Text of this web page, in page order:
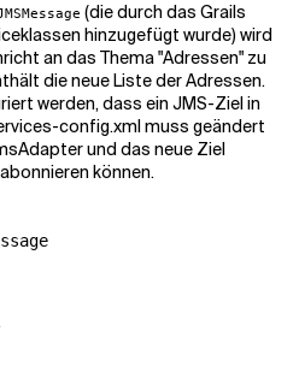
(die durch das Grails
hinzugefügt wurde) wird
an das Thema "Adressen" zu
die neue Liste der Adressen.
werden, dass ein JMS-Ziel in
config.xml muss geändert
und das neue Ziel
können.